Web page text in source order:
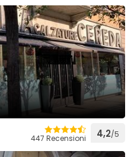
447 Recensioni 4,2/5